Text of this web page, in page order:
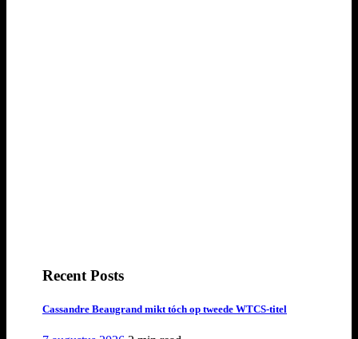
Recent Posts
Cassandre Beaugrand mikt tóch op tweede WTCS-titel